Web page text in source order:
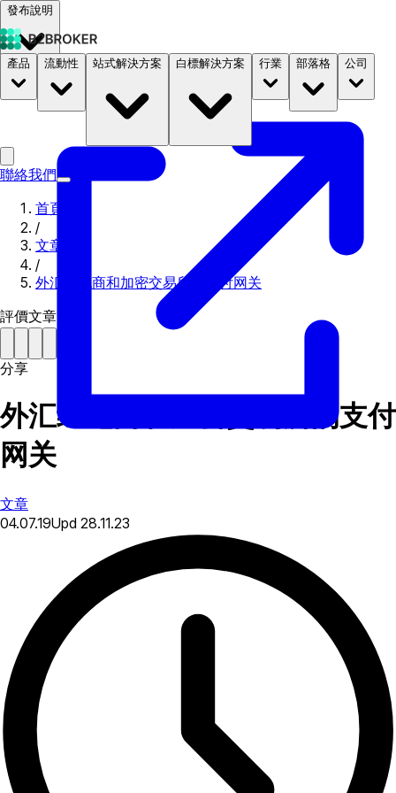
發布說明
文件 定價 B2STORE
產品 流動性 站式解決方案 白標解決方案 行業 部落格 公司
聯絡我們
首頁
/
文章
/
外汇经纪商和加密交易所的支付网关
評價文章
分享
外汇经纪商和加密交易所的支付
网关
文章
04.07.19Upd 28.11.23